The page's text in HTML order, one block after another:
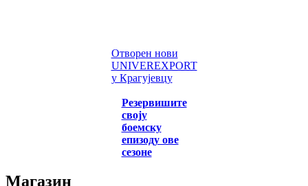
Отворен нови
UNIVEREXPORT
у Крагујевцу
Резервишите
своју
боемску
епизоду ове
сезоне
Магазин